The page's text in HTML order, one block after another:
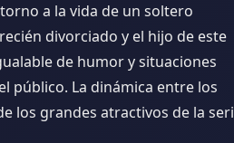
a la vida de un soltero
divorciado y el hijo de este
de humor y situaciones
público. La dinámica entre los
los grandes atractivos de la